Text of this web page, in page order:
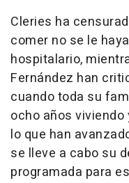
Cleries ha
comer no se le
hospitalario,
Fernández han
cuando toda su
ocho años viviendo
lo que han
se lleve a cabo su
programada para